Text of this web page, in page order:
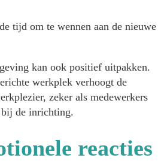
tijd om te wennen aan de nieuwe
kan ook positief uitpakken.
werkplek verhoogt de
zeker als medewerkers
bij de inrichting.
reacties